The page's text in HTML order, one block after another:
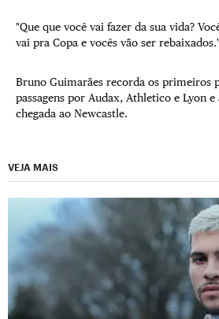
"Que que você vai fazer da sua vida?
vai pra Copa e vocês vão ser
Bruno Guimarães recorda os primeiros
passagens por Audax, Athletico e Lyon e
chegada ao Newcastle.
VEJA MAIS